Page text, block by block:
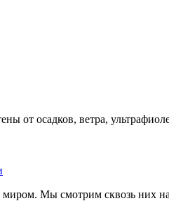
от осадков, ветра,
Мы смотрим сквозь них